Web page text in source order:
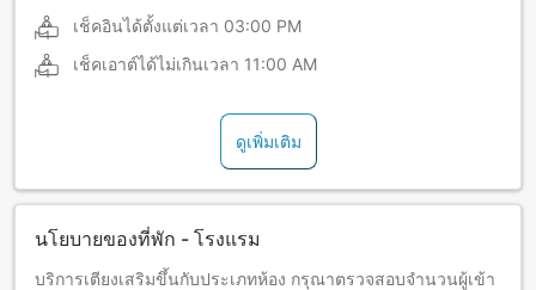
เช็คอินได้ตั้งแต่เวลา 03:00 PM
เช็คเอาต์ได้ไม่เกินเวลา 11:00 AM
ดูเพิ่มเติม
นโยบายของที่พัก - โรงแรม
บริการเตียงเสริมขึ้นกับประเภทห้อง กรุณาตรวจสอบจำนวนผู้เข้า